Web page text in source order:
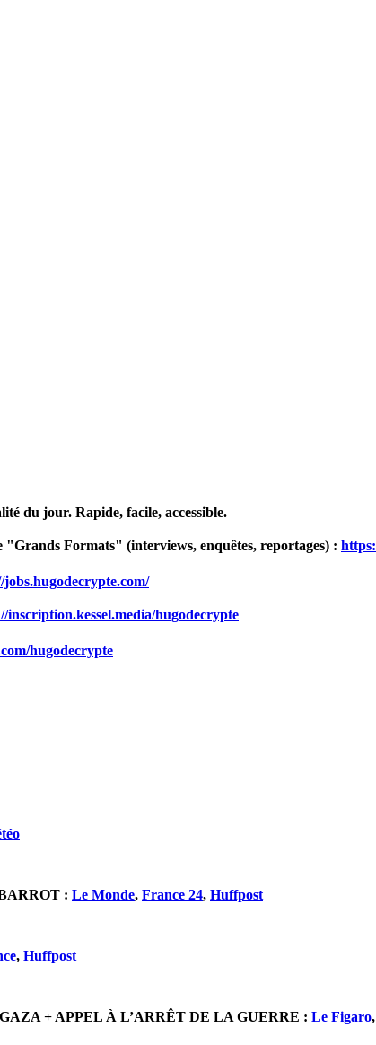
du jour. Rapide, facile, accessible.
Formats" (interviews, enquêtes, reportages) :
jobs.hugodecrypte.com/
inscription.kessel.media/hugodecrypte
hugodecrypte
: Le Monde, France 24, Huffpost
, Huffpost
+ APPEL À L’ARRÊT DE LA GUERRE : Le Figaro,